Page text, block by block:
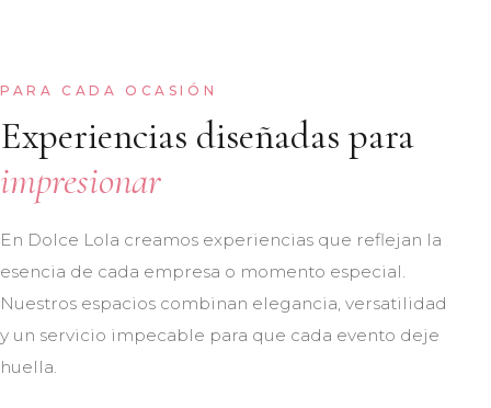
PARA CADA OCASIÓN
Experiencias diseñadas para
impresionar
En Dolce Lola creamos experiencias que reflejan la
esencia de cada empresa o momento especial.
Nuestros espacios combinan elegancia, versatilidad
y un servicio impecable para que cada evento deje
huella.